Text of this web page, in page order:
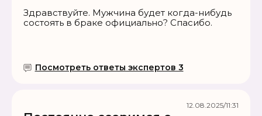
Здравствуйте. Мужчина будет когда-нибудь
состоять в браке официально? Спасибо.
Посмотреть ответы экспертов 3
12.08.2025/11:31